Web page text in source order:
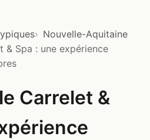
Nouvelle-Aquitaine
& Spa : une expérience
Carrelet &